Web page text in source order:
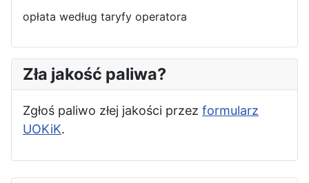
opłata według taryfy operatora
Zła jakość paliwa?
Zgłoś paliwo złej jakości przez formularz
UOKiK.